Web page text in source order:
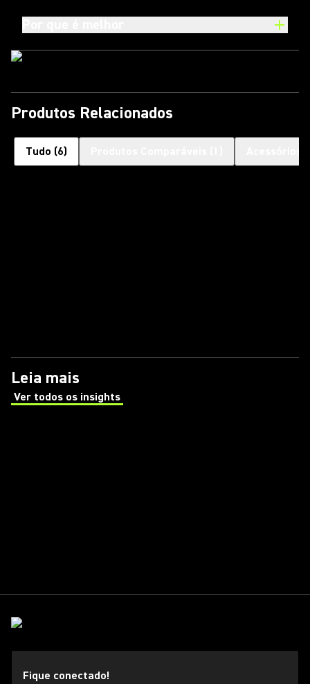
Produtos Relacionados
Tudo (6)
Leia mais
Ver todos os insights
(Opens in a new tab)
Fique conectado!